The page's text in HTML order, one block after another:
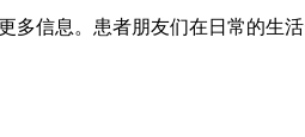
多信息。患者朋友们在日常的生